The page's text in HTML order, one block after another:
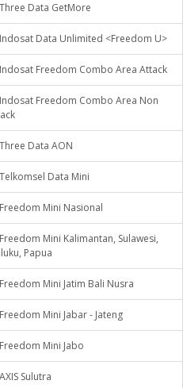
Data GetMore
Data Unlimited <Freedom U>
Freedom Combo Area Attack
Freedom Combo Area Non
Data AON
Data Mini
Mini Nasional
Mini Kalimantan, Sulawesi,
Papua
Mini Jatim Bali Nusra
Mini Jabar - Jateng
Mini Jabo
Sulutra